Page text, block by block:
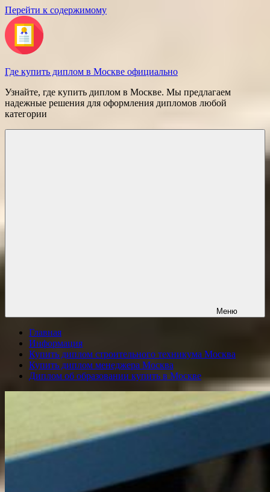
Перейти к содержимому
Где купить диплом в Москве официально
Узнайте, где купить диплом в Москве. Мы предлагаем
надежные решения для оформления дипломов любой
категории
Меню
Главная
Информация
Купить диплом строительного техникума Москва
Купить диплом менеджера Москва
Диплом об образовании купить в Москве